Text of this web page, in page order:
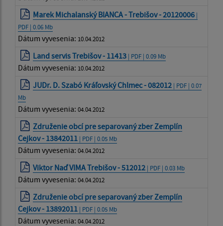
Marek Michalanský BIANCA - Trebišov - 20120006 |
PDF | 0.06 Mb
Dátum vyvesenia: 10.04.2012
Land servis Trebišov - 11413 | PDF | 0.09 Mb
Dátum vyvesenia: 10.04.2012
JUDr. D. Szabó Kráľovský Chlmec - 082012 | PDF | 0.07
Mb
Dátum vyvesenia: 04.04.2012
Združenie obcí pre separovaný zber Zemplín
Cejkov - 13842011 | PDF | 0.05 Mb
Dátum vyvesenia: 04.04.2012
Viktor Naď VIMA Trebišov - 512012 | PDF | 0.03 Mb
Dátum vyvesenia: 04.04.2012
Združenie obcí pre separovaný zber Zemplín
Cejkov - 13892011 | PDF | 0.05 Mb
Dátum vyvesenia: 04.04.2012